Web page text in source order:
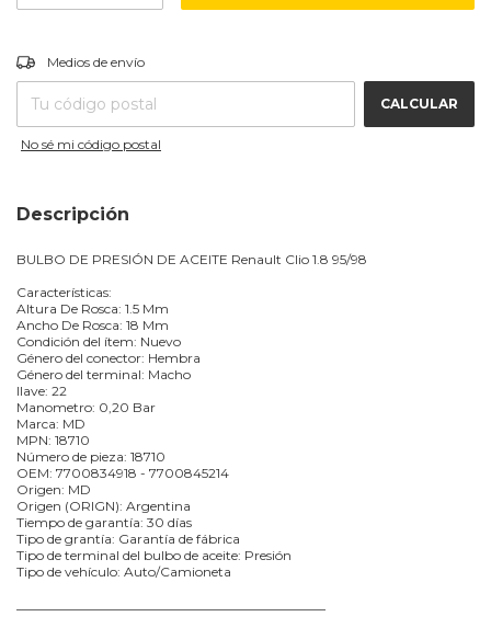
Entregas para el CP:
Medios de envío
CALCULAR
No sé mi código postal
Descripción
BULBO DE PRESIÓN DE ACEITE Renault Clio 1.8 95/98
Características:
Altura De Rosca: 1.5 Mm
Ancho De Rosca: 18 Mm
Condición del ítem: Nuevo
Género del conector: Hembra
Género del terminal: Macho
llave: 22
Manometro: 0,20 Bar
Marca: MD
MPN: 18710
Número de pieza: 18710
OEM: 7700834918 - 7700845214
Origen: MD
Origen (ORIGN): Argentina
Tiempo de garantía: 30 días
Tipo de grantía: Garantía de fábrica
Tipo de terminal del bulbo de aceite: Presión
Tipo de vehículo: Auto/Camioneta